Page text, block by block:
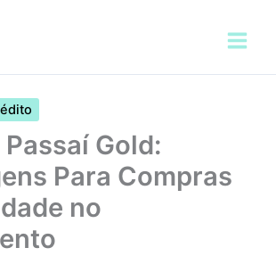
Gold:
Para Compras
no